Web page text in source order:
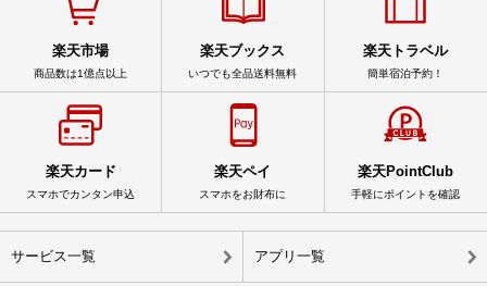
楽天市場
商品数は1億点以上
楽天ブックス
いつでも全品送料無料
楽天トラベル
簡単宿泊予約！
楽天カード
スマホでカンタン申込
楽天ペイ
スマホをお財布に
楽天PointClub
手軽にポイントを確認
サービス一覧 アプリ一覧